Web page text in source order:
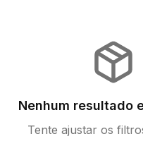
Nenhum resultado
Tente ajustar os